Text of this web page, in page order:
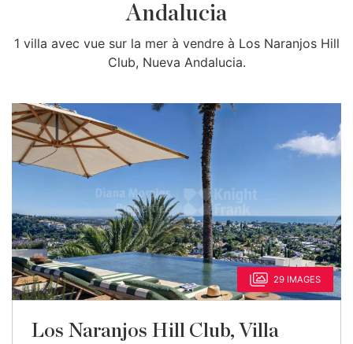
Andalucia
1 villa avec vue sur la mer à vendre à Los Naranjos Hill
Club, Nueva Andalucia.
29 IMAGES
Los Naranjos Hill Club, Villa